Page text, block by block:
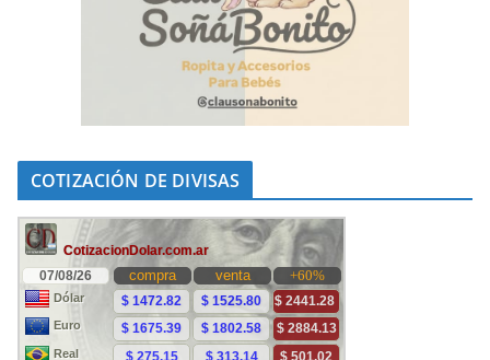
COTIZACIÓN DE DIVISAS